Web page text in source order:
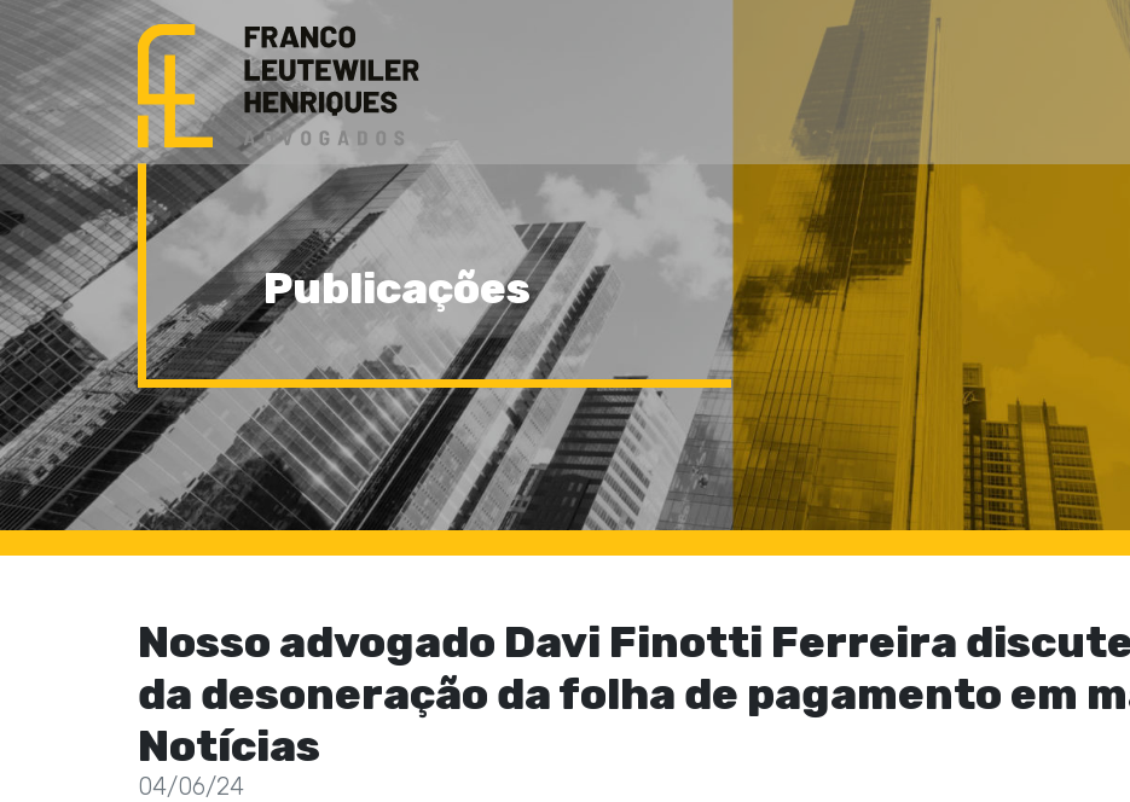
Publicações
Nosso advogado Davi Finotti Ferreira
da desoneração da folha de pagamento em
Notícias
04/06/24